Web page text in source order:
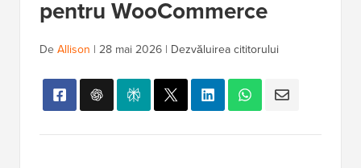
pentru WooCommerce
De Allison | 28 mai 2026 | Dezvăluirea cititorului